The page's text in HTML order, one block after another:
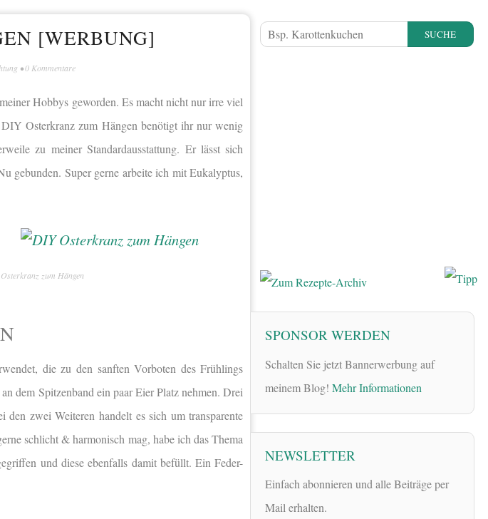
[WERBUNG]
•0 Kommentare
Hobbys geworden. Es macht nicht nur irre viel
Osterkranz zum Hängen benötigt ihr nur wenig
zu meiner Standardausstattung. Er lässt sich
gebunden. Super gerne arbeite ich mit Eukalyptus,
zum Hängen
die zu den sanften Vorboten des Frühlings
dem Spitzenband ein paar Eier Platz nehmen. Drei
zwei Weiteren handelt es sich um transparente
schlicht & harmonisch mag, habe ich das Thema
und diese ebenfalls damit befüllt. Ein Feder-
SUCHE
SPONSOR WERDEN
Schalten Sie jetzt Bannerwerbung auf
meinem Blog! Mehr Informationen
NEWSLETTER
Einfach abonnieren und alle Beiträge per
Mail erhalten.